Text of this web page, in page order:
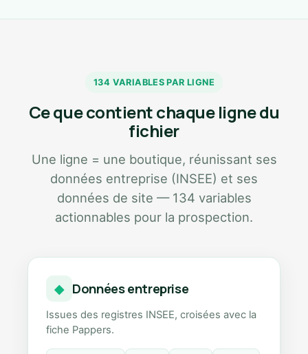
134 VARIABLES PAR LIGNE
Ce que contient chaque ligne du
fichier
Une ligne = une boutique, réunissant ses
données entreprise (INSEE) et ses
données de site — 134 variables
actionnables pour la prospection.
◆ Données entreprise
Issues des registres INSEE, croisées avec la
fiche Pappers.